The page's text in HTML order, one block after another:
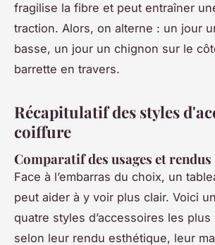
fragilise la fibre et peut entraîner
traction. Alors, on alterne : un jour
basse, un jour un chignon sur le
barrette en travers.
Récapitulatif des styles
coiffure
Comparatif des usages et rendus
Face à l’embarras du choix, un
peut aider à y voir plus clair. Voici
quatre styles d’accessoires les plus
selon leur rendu esthétique, leur